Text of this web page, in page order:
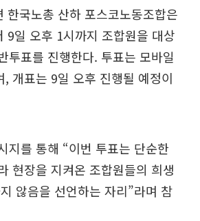
한국노총 산하 포스코노동조합은
9일 오후 1시까지 조합원을 대상
투표를 진행한다. 투표는 모바일
, 개표는 9일 오후 진행될 예정이
지를 통해 “이번 투표는 단순한
현장을 지켜온 조합원들의 희생
않음을 선언하는 자리”라며 참